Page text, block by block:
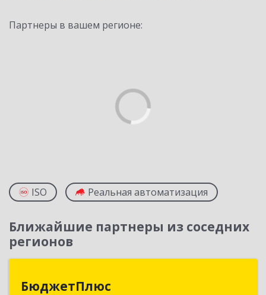
Партнеры в вашем регионе:
ISO Реальная автоматизация
Ближайшие партнеры из соседних
регионов
БюджетПлюс